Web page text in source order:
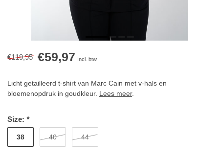
€119,95 €59,97 Incl. btw
Licht getailleerd t-shirt van Marc Cain met v-hals en
bloemenopdruk in goudkleur. Lees meer.
Size: *
38 40 44